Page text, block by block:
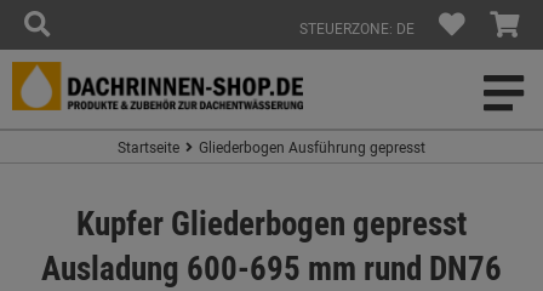
STEUERZONE: DE
Startseite Gliederbogen Ausführung gepresst
Kupfer Gliederbogen gepresst
Ausladung 600-695 mm rund DN76